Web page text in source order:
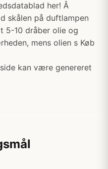
her! Â
skålen på duftlampen
5-10 dråber olie og
mens olien s Køb
kan være genereret